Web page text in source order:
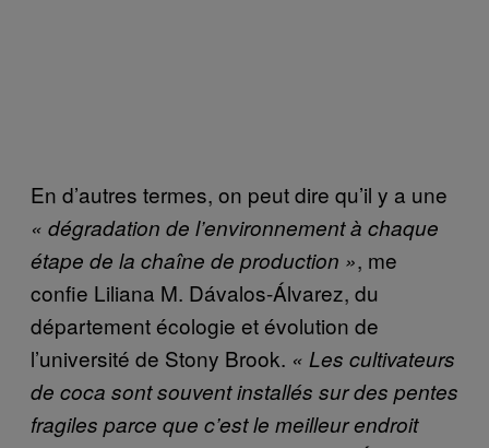
En d’autres termes, on peut dire qu’il y a une
« dégradation de l’environnement à chaque
étape de la chaîne de production », me
confie Liliana M. Dávalos-Álvarez, du
département écologie et évolution de
l’université de Stony Brook. « Les cultivateurs
de coca sont souvent installés sur des pentes
fragiles parce que c’est le meilleur endroit